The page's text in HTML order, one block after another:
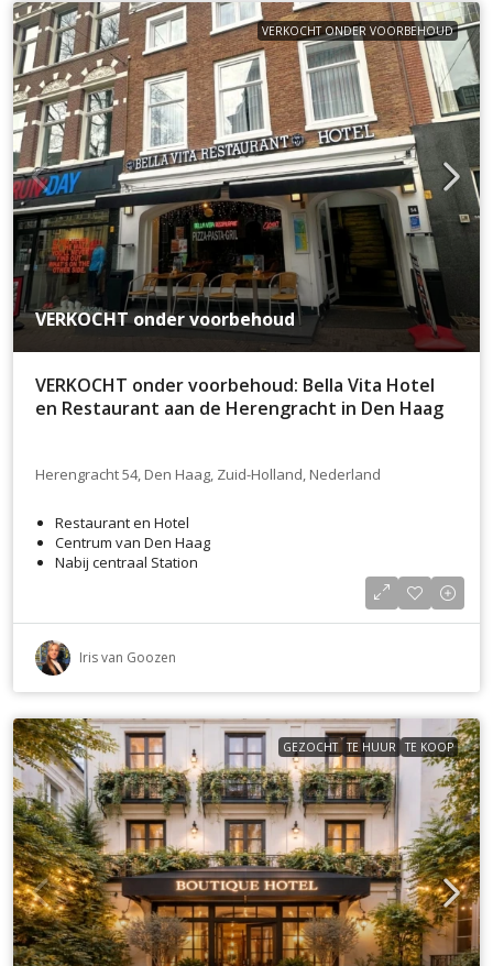
VERKOCHT ONDER VOORBEHOUD
VERKOCHT onder voorbehoud
VERKOCHT onder voorbehoud: Bella Vita Hotel
en Restaurant aan de Herengracht in Den Haag
Herengracht 54, Den Haag, Zuid-Holland, Nederland
Restaurant en Hotel
Centrum van Den Haag
Nabij centraal Station
Iris van Goozen
GEZOCHT TE HUUR TE KOOP